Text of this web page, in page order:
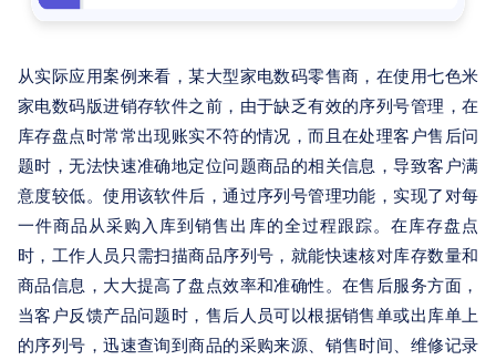
从实际应用案例来看，某大型家电数码零售商，在使用七色米
家电数码版进销存软件之前，由于缺乏有效的序列号管理，在
库存盘点时常常出现账实不符的情况，而且在处理客户售后问
题时，无法快速准确地定位问题商品的相关信息，导致客户满
意度较低。使用该软件后，通过序列号管理功能，实现了对每
一件商品从采购入库到销售出库的全过程跟踪。在库存盘点
时，工作人员只需扫描商品序列号，就能快速核对库存数量和
商品信息，大大提高了盘点效率和准确性。在售后服务方面，
当客户反馈产品问题时，售后人员可以根据销售单或出库单上
的序列号，迅速查询到商品的采购来源、销售时间、维修记录